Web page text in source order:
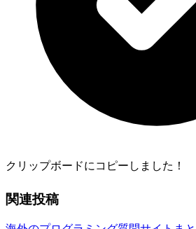
クリップボードにコピーしました！
関連投稿